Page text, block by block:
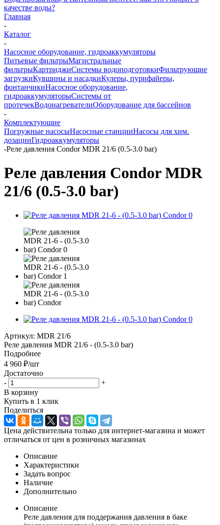
качестве воды?
Главная
-
Каталог
-
Насосное оборудование, гидроаккумуляторы
Питьевые фильтрыМагистральные
фильтрыКартриджиСистемы водоподготовкиФильтрующие
загрузкиКувшины и насадкиКулеры, пурифайеры,
фонтанчикиНасосное оборудование,
гидроаккумуляторыСистемы от
протечекВодонагревателиОборудование для бассейнов
-
Комплектующие
Погружные насосыНасосные станцииНасосы для хим.
дозацииГидроаккумуляторы
-Реле давления Condor MDR 21/6 (0.5-3.0 bar)
Реле давления Condor MDR
21/6 (0.5-3.0 bar)
Артикул: MDR 21/6
Реле давления MDR 21/6 - (0.5-3.0 bar)
Подробнее
4 960 ₽/шт
Достаточно
-
+
В корзину
Купить в 1 клик
Поделиться
Цена действительна только для интернет-магазина и может
отличаться от цен в розничных магазинах
Описание
Характеристики
Задать вопрос
Наличие
Дополнительно
Описание
Реле давления для поддержания давления в баке